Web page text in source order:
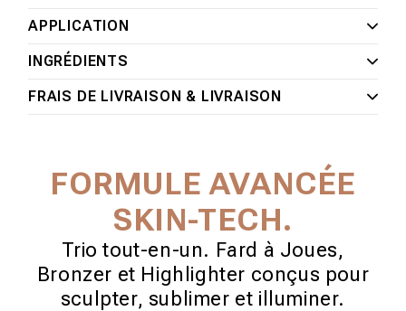
APPLICATION
INGRÉDIENTS
FRAIS DE LIVRAISON & LIVRAISON
FORMULE AVANCÉE
SKIN-TECH.
Trio tout-en-un. Fard à Joues,
Bronzer et Highlighter conçus pour
sculpter, sublimer et illuminer.